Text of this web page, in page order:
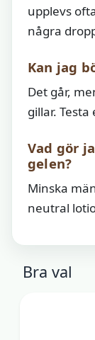
upplevs
några
Kan jag
Det går,
gillar.
Vad gör
gelen?
Minska
neutral
Bra val